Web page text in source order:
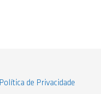
Política de Privacidade